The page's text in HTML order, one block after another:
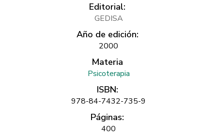
Editorial:
GEDISA
Año de edición:
2000
Materia
Psicoterapia
ISBN:
978-84-7432-735-9
Páginas:
400